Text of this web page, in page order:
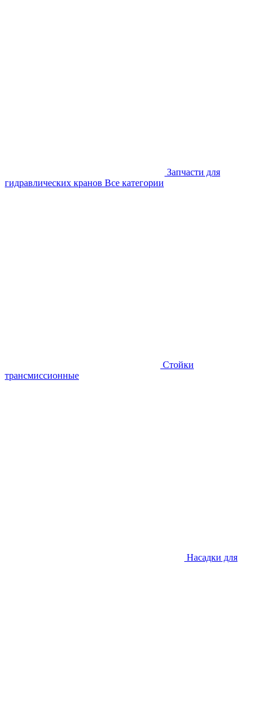
Запчасти для
гидравлических кранов Все категории
Стойки
трансмиссионные
Насадки для